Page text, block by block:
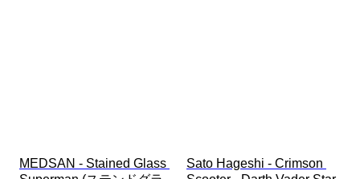
MEDSAN - Stained Glass
Sato Hageshi - Crimson